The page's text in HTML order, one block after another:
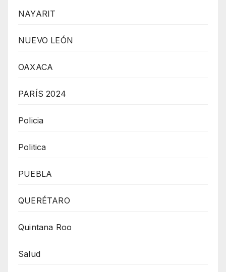
NAYARIT
NUEVO LEÓN
OAXACA
PARÍS 2024
Policia
Politica
PUEBLA
QUERÉTARO
Quintana Roo
Salud